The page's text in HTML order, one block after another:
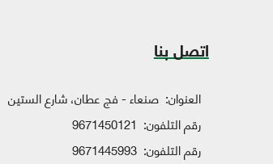
اتصل بنا
العنوان: صنعاء - فج عطان، شارع الستين
رقم التلفون: 9671450121
رقم التلفون: 9671445993